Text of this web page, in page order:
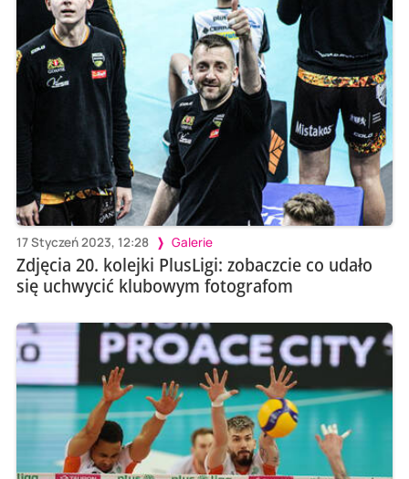
17 Styczeń 2023, 12:28 Galerie
Zdjęcia 20. kolejki PlusLigi: zobaczcie co udało
się uchwycić klubowym fotografom